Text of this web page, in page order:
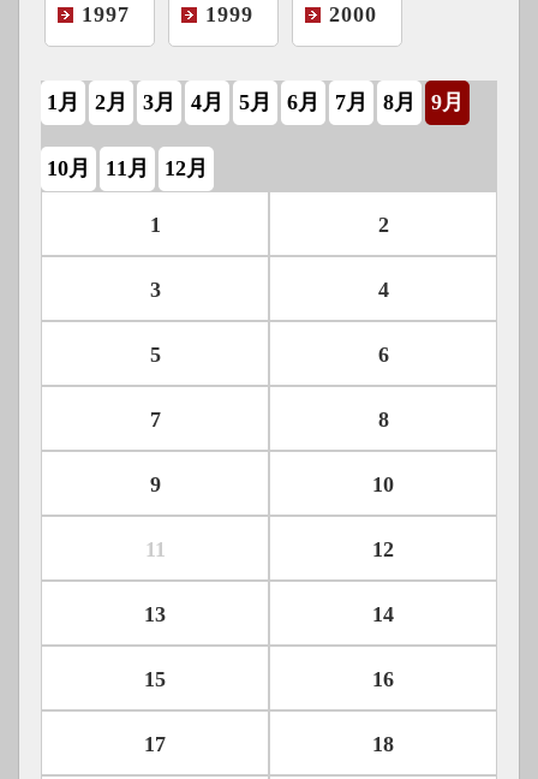
1997 1999 2000
1月 2月 3月 4月 5月 6月 7月 8月 9月
10月 11月 12月
1 2
3 4
5 6
7 8
9 10
11 12
13 14
15 16
17 18